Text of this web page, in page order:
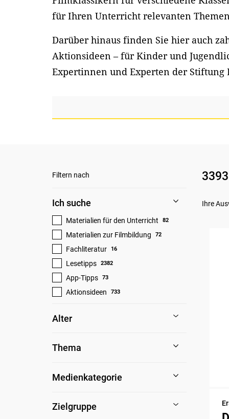
für Ihren Unterricht relevanten
Darüber hinaus finden Sie hier auch
Aktionsideen – für Kinder und
Expertinnen und Experten der Stiftung
Filtern nach
Ich suche
Lesetipps 2382
App-Tipps 73
Aktionsideen 733
Materialien für den Unterricht 82
Materialien zur Filmbildung 72
Fachliteratur 16
Alter
Thema
Medienkategorie
Zielgruppe
Ihre